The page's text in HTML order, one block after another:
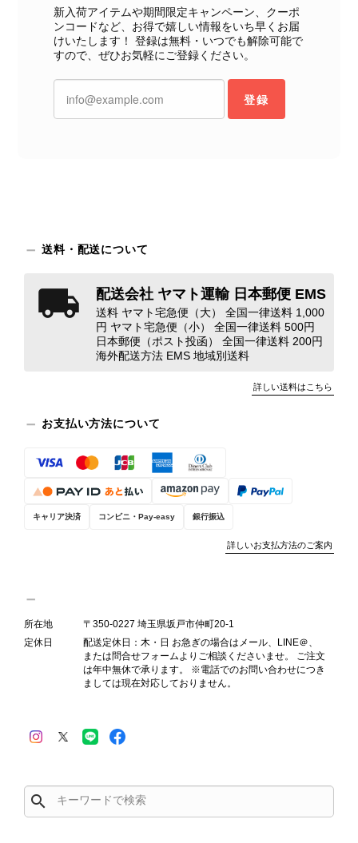
て写真や説明で分かるよう改善していただきたいです。
この度は、楽しみにお待ちいただいた
りお詫び申し上げます。お受け取りに
なった際のお気持ちを思うと、大変心
観の印象だけで商品の状態全体を判断
映しております。 ご不快な思いをさ
れた中で、率直なご意見をお寄せいた
だきましたことに感謝申し上げます。
今回のご指摘を重く受け止め、まずは
きます。 掲載内容では分からない状
時の見落としとして真摯に受け止め、
し、全スタッフで共有してまいりま
す。 オンラインでも安心して商品を
お選びいただけるよう、より正確な状
態確認とご案内に努めてまいります。
商品が直ぐに届きました。思った以上に素敵なお品でした。また
ご縁が有りましたら宜しくお願い致します。
安心いたしました！ さらに、「思っ
新入荷アイテムや期間限定キャンペーン、クーポ
ンコードなど、お得で嬉しい情報をいち早くお届
けいたします！ 登録は無料・いつでも解除可能で
すので、ぜひお気軽にご登録ください。
登録
送料・配送について
配送会社 ヤマト運輸 日本郵便 EMS
送料 ヤマト宅急便（大） 全国一律送料 1,000
円 ヤマト宅急便（小） 全国一律送料 500円
日本郵便（ポスト投函） 全国一律送料 200円
海外配送方法 EMS 地域別送料
詳しい送料はこちら
お支払い方法について
キャリア決済 コンビニ・Pay-easy 銀行振込
詳しいお支払方法のご案内
所在地
〒350-0227 埼玉県坂戸市仲町20-1
定休日
配送定休日：木・日 お急ぎの場合はメール、LINE＠、
または問合せフォームよりご相談くださいませ。 ご注文
は年中無休で承ります。 ※電話でのお問い合わせにつき
ましては現在対応しておりません。
search